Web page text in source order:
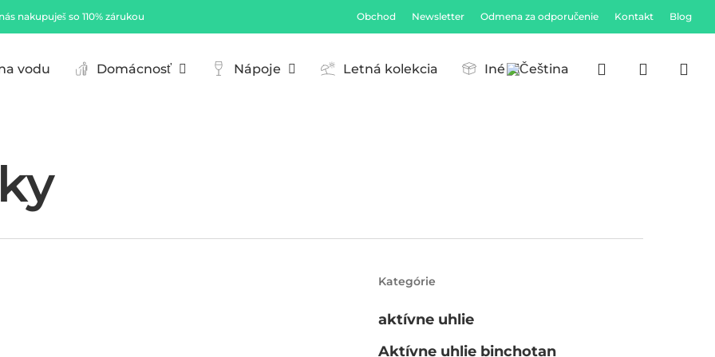
nakupuješ so 110% zárukou Obchod Newsletter Odmena za odporučenie Kontakt Blog
vodu Domácnosť Nápoje Letná kolekcia Iné search account
Cart Close
Kategórie
aktívne uhlie
Aktívne uhlie binchotan